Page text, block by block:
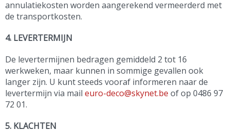
annulatiekosten worden aangerekend vermeerderd met
de transportkosten.
4. LEVERTERMIJN
De levertermijnen bedragen gemiddeld 2 tot 16
werkweken, maar kunnen in sommige gevallen ook
langer zijn. U kunt steeds vooraf informeren naar de
levertermijn via mail euro-deco@skynet.be of op 0486 97
72 01.
5. KLACHTEN